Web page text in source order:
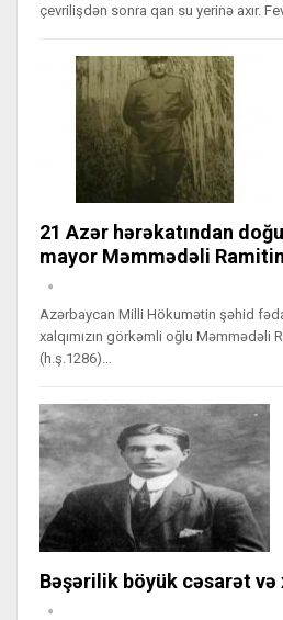
çevrilişdən sonra qan su yerinə axır.
21 Azər hərəkatından
mayor Məmmədəli Ramitin
Azərbaycan Milli Hökumətin şəhid
xalqımızın görkəmli oğlu Məmmədəli
(h.ş.1286)…
Bəşərilik böyük cəsarət